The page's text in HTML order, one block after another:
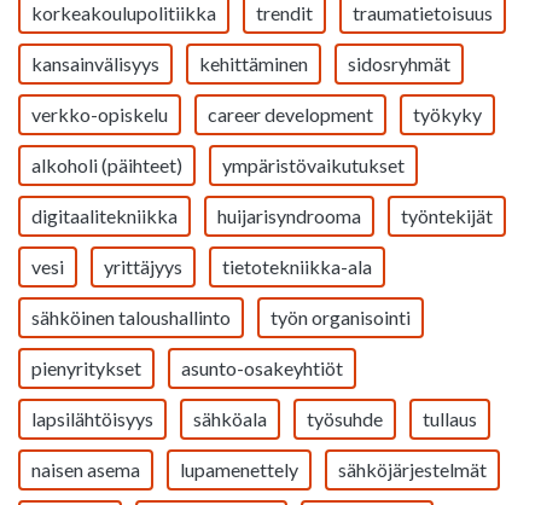
korkeakoulupolitiikka trendit traumatietoisuus
kansainvälisyys kehittäminen sidosryhmät
verkko-opiskelu career development työkyky
alkoholi (päihteet) ympäristövaikutukset
digitaalitekniikka huijarisyndrooma työntekijät
vesi yrittäjyys tietotekniikka-ala
sähköinen taloushallinto työn organisointi
pienyritykset asunto-osakeyhtiöt
lapsilähtöisyys sähköala työsuhde tullaus
naisen asema lupamenettely sähköjärjestelmät